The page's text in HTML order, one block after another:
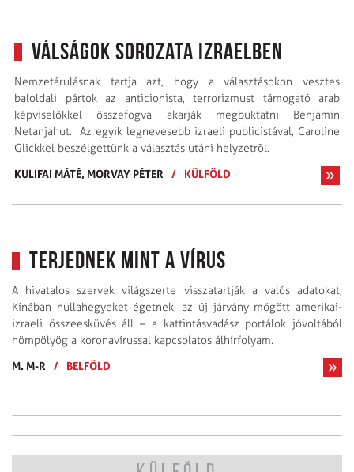
Válságok sorozata Izraelben
Nemzetárulásnak tartja azt, hogy a választásokon vesztes
baloldali pártok az anticionista, terrorizmust támogató arab
képviselõkkel összefogva akarják megbuktatni Benjamin
Netanjahut. Az egyik legnevesebb izraeli publicis­tával, Caroline
Glickkel beszélgettünk a választás utáni helyzetrõl.
KULIFAI MÁTÉ, MORVAY PÉTER / KÜLFÖLD
Terjednek mint a vírus
A hivatalos szervek világszerte visszatartják a valós adatokat,
Kínában hullahegyeket égetnek, az új járvány mögött amerikai-
izraeli összeesküvés áll – a kattintásvadász portálok jóvoltából
hömpölyög a korona­vírussal kapcsolatos álhírfolyam.
M. M-R
/ BELFÖLD